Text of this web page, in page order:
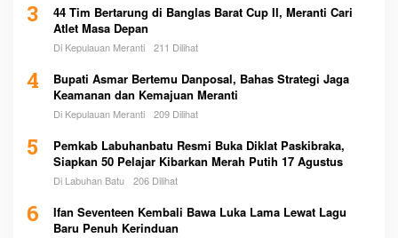
3
44 Tim Bertarung di Banglas Barat Cup II, Meranti Cari
Atlet Masa Depan
Di Kepulauan Meranti 211 Dilihat
4
Bupati Asmar Bertemu Danposal, Bahas Strategi Jaga
Keamanan dan Kemajuan Meranti
Di Kepulauan Meranti 209 Dilihat
5
Pemkab Labuhanbatu Resmi Buka Diklat Paskibraka,
Siapkan 50 Pelajar Kibarkan Merah Putih 17 Agustus
Di Labuhan Batu 206 Dilihat
6
Ifan Seventeen Kembali Bawa Luka Lama Lewat Lagu
Baru Penuh Kerinduan